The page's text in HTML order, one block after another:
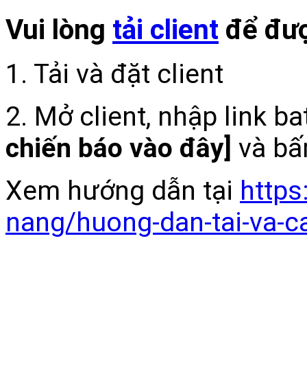
Vui lòng tải client để
1. Tải và đặt client
2. Mở client, nhập link
chiến báo vào đây] và
Xem hướng dẫn tại
nang/huong-dan-tai-va-